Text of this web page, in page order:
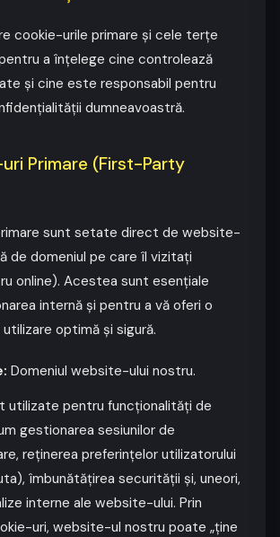
cookie-urile primare și cele terțe
a înțelege cine controlează
și cine este responsabil pentru
dumneavoastră.
Primare (First-Party
sunt setate direct de website-
de domeniul pe care îl vizitați
online). Acestea sunt esențiale
internă și pentru a vă oferi o
optimă și sigură.
Domeniul website-ului nostru.
utilizate pentru funcționalități de
gestionarea sesiunilor de
reținerea preferințelor utilizatorului
îmbunătățirea securității și, uneori,
interne ale website-ului. Prin
uri, website-ul nostru poate „ține